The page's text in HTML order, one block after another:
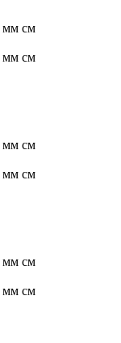
мм см
мм см
мм см
мм см
мм см
мм см